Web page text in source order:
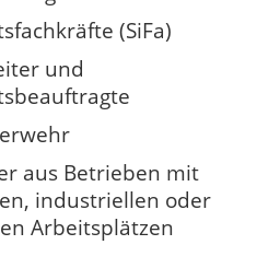
(SiFa)
und
aus Betrieben mit
industriellen oder
Arbeitsplätzen